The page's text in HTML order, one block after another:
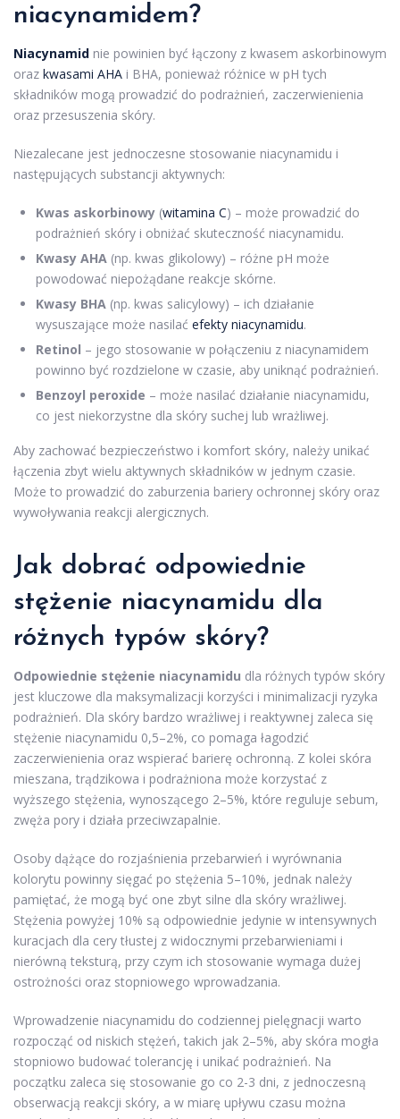
niacynamidem?
Niacynamid nie powinien być łączony z kwasem askorbinowym
oraz kwasami AHA i BHA, ponieważ różnice w pH tych
składników mogą prowadzić do podrażnień, zaczerwienienia
oraz przesuszenia skóry.
Niezalecane jest jednoczesne stosowanie niacynamidu i
następujących substancji aktywnych:
Kwas askorbinowy (witamina C) – może prowadzić do
podrażnień skóry i obniżać skuteczność niacynamidu.
Kwasy AHA (np. kwas glikolowy) – różne pH może
powodować niepożądane reakcje skórne.
Kwasy BHA (np. kwas salicylowy) – ich działanie
wysuszające może nasilać efekty niacynamidu.
Retinol – jego stosowanie w połączeniu z niacynamidem
powinno być rozdzielone w czasie, aby uniknąć podrażnień.
Benzoyl peroxide – może nasilać działanie niacynamidu,
co jest niekorzystne dla skóry suchej lub wrażliwej.
Aby zachować bezpieczeństwo i komfort skóry, należy unikać
łączenia zbyt wielu aktywnych składników w jednym czasie.
Może to prowadzić do zaburzenia bariery ochronnej skóry oraz
wywoływania reakcji alergicznych.
Jak dobrać odpowiednie
stężenie niacynamidu dla
różnych typów skóry?
Odpowiednie stężenie niacynamidu dla różnych typów skóry
jest kluczowe dla maksymalizacji korzyści i minimalizacji ryzyka
podrażnień. Dla skóry bardzo wrażliwej i reaktywnej zaleca się
stężenie niacynamidu 0,5–2%, co pomaga łagodzić
zaczerwienienia oraz wspierać barierę ochronną. Z kolei skóra
mieszana, trądzikowa i podrażniona może korzystać z
wyższego stężenia, wynoszącego 2–5%, które reguluje sebum,
zwęża pory i działa przeciwzapalnie.
Osoby dążące do rozjaśnienia przebarwień i wyrównania
kolorytu powinny sięgać po stężenia 5–10%, jednak należy
pamiętać, że mogą być one zbyt silne dla skóry wrażliwej.
Stężenia powyżej 10% są odpowiednie jedynie w intensywnych
kuracjach dla cery tłustej z widocznymi przebarwieniami i
nierówną teksturą, przy czym ich stosowanie wymaga dużej
ostrożności oraz stopniowego wprowadzania.
Wprowadzenie niacynamidu do codziennej pielęgnacji warto
rozpocząć od niskich stężeń, takich jak 2–5%, aby skóra mogła
stopniowo budować tolerancję i unikać podrażnień. Na
początku zaleca się stosowanie go co 2-3 dni, z jednoczesną
obserwacją reakcji skóry, a w miarę upływu czasu można